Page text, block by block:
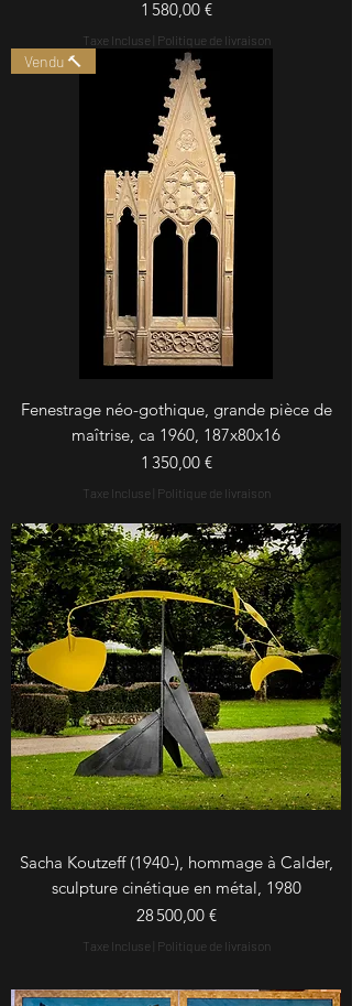
Prix
1 580,00 €
Taxe Incluse Politique de livraison
Vendu 🔨
Fenestrage néo-gothique, grande pièce de
maîtrise, ca 1960, 187x80x16
Prix
1 350,00 €
Taxe Incluse Politique de livraison
Sacha Koutzeff (1940-), hommage à Calder,
sculpture cinétique en métal, 1980
Prix
28 500,00 €
Taxe Incluse Politique de livraison